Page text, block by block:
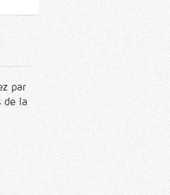
par
de la